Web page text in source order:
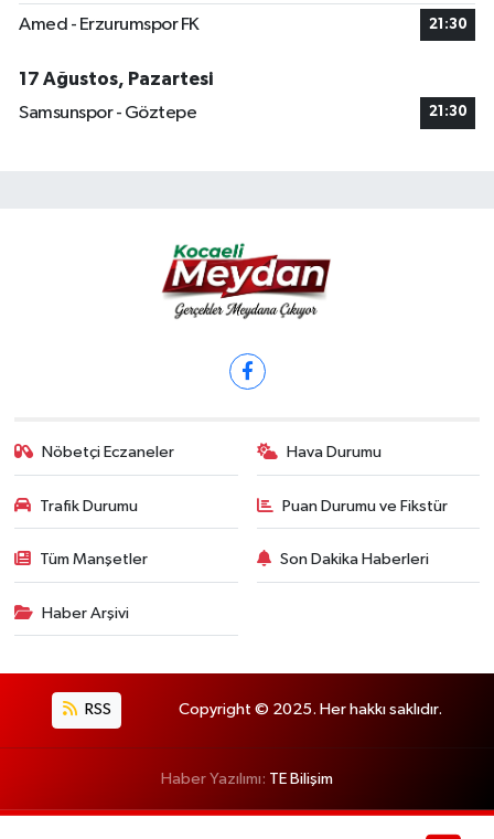
Amed - Erzurumspor FK 21:30
17 Ağustos, Pazartesi
Samsunspor - Göztepe
21:30
Nöbetçi Eczaneler Hava Durumu
Trafik Durumu Puan Durumu ve Fikstür
Tüm Manşetler Son Dakika Haberleri
Haber Arşivi
RSS Copyright © 2025. Her hakkı saklıdır.
Haber Yazılımı: TE Bilişim